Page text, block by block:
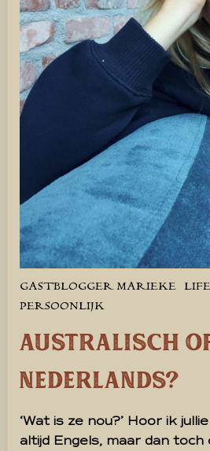
GASTBLOGGER MARIEKE
PERSOONLIJK
Australisch
Nederlands?
‘Wat is ze nou?’ Hoor ik
altijd Engels, maar dan